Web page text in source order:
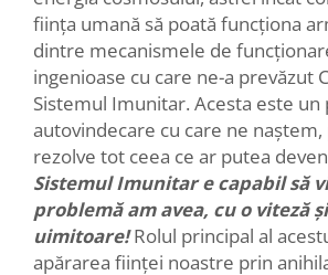
ființa umană să poată funcționa
dintre mecanismele de
ingenioase cu care ne-a prevăzut
Sistemul Imunitar. Acesta este un
autovindecare cu care ne
rezolve tot ceea ce ar putea
Sistemul Imunitar e capabil să
problemă am avea, cu o viteză
uimitoare!Rolul principal al
apărarea ființei noastre prin